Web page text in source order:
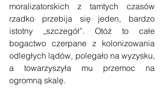
moralizatorskich z tamtych czasów
rzadko przebija się jeden, bardzo
istotny „szczegół”. Otóż to całe
bogactwo czerpane z kolonizowania
odległych lądów, polegało na wyzysku,
a towarzyszyła mu przemoc na
ogromną skalę.